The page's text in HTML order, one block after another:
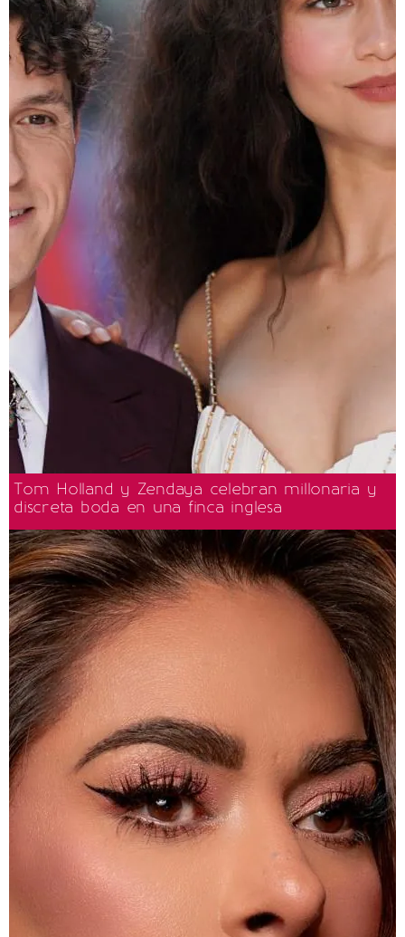
Tom Holland y Zendaya celebran millonaria y
discreta boda en una finca inglesa